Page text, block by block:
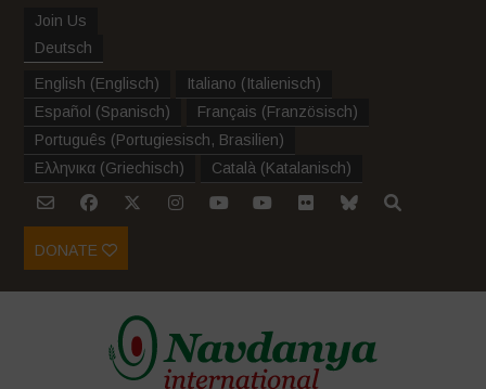
Join Us
Deutsch
English (Englisch) Italiano (Italienisch)
Español (Spanisch) Français (Französisch)
Português (Portugiesisch, Brasilien)
Ελληνικα (Griechisch) Català (Katalanisch)
DONATE